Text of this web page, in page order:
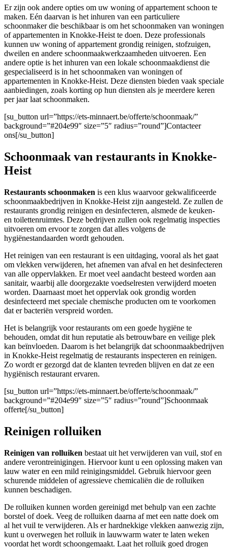
Er zijn ook andere opties om uw woning of appartement schoon te
maken. Eén daarvan is het inhuren van een particuliere
schoonmaker die beschikbaar is om het schoonmaken van woningen
of appartementen in Knokke-Heist te doen. Deze professionals
kunnen uw woning of appartement grondig reinigen, stofzuigen,
dweilen en andere schoonmaakwerkzaamheden uitvoeren. Een
andere optie is het inhuren van een lokale schoonmaakdienst die
gespecialiseerd is in het schoonmaken van woningen of
appartementen in Knokke-Heist. Deze diensten bieden vaak speciale
aanbiedingen, zoals korting op hun diensten als je meerdere keren
per jaar laat schoonmaken.
[su_button url=”https://ets-minnaert.be/offerte/schoonmaak/”
background=”#204e99″ size=”5″ radius=”round”]Contacteer
ons[/su_button]
Schoonmaak van restaurants in Knokke-
Heist
Restaurants schoonmaken is een klus waarvoor gekwalificeerde
schoonmaakbedrijven in Knokke-Heist zijn aangesteld. Ze zullen de
restaurants grondig reinigen en desinfecteren, alsmede de keuken-
en toilettenruimtes. Deze bedrijven zullen ook regelmatig inspecties
uitvoeren om ervoor te zorgen dat alles volgens de
hygiënestandaarden wordt gehouden.
Het reinigen van een restaurant is een uitdaging, vooral als het gaat
om vlekken verwijderen, het afnemen van afval en het desinfecteren
van alle oppervlakken. Er moet veel aandacht besteed worden aan
sanitair, waarbij alle doorgezakte voedselresten verwijderd moeten
worden. Daarnaast moet het oppervlak ook grondig worden
desinfecteerd met speciale chemische producten om te voorkomen
dat er bacteriën verspreid worden.
Het is belangrijk voor restaurants om een goede hygiëne te
behouden, omdat dit hun reputatie als betrouwbare en veilige plek
kan beïnvloeden. Daarom is het belangrijk dat schoonmaakbedrijven
in Knokke-Heist regelmatig de restaurants inspecteren en reinigen.
Zo wordt er gezorgd dat de klanten tevreden blijven en dat ze een
hygiënisch restaurant ervaren.
[su_button url=”https://ets-minnaert.be/offerte/schoonmaak/”
background=”#204e99″ size=”5″ radius=”round”]Schoonmaak
offerte[/su_button]
Reinigen rolluiken
Reinigen van rolluiken bestaat uit het verwijderen van vuil, stof en
andere verontreinigingen. Hiervoor kunt u een oplossing maken van
lauw water en een mild reinigingsmiddel. Gebruik hiervoor geen
schurende middelen of agressieve chemicaliën die de rolluiken
kunnen beschadigen.
De rolluiken kunnen worden gereinigd met behulp van een zachte
borstel of doek. Veeg de rolluiken daarna af met een natte doek om
al het vuil te verwijderen. Als er hardnekkige vlekken aanwezig zijn,
kunt u overwegen het rolluik in lauwwarm water te laten weken
voordat het wordt schoongemaakt. Laat het rolluik goed drogen